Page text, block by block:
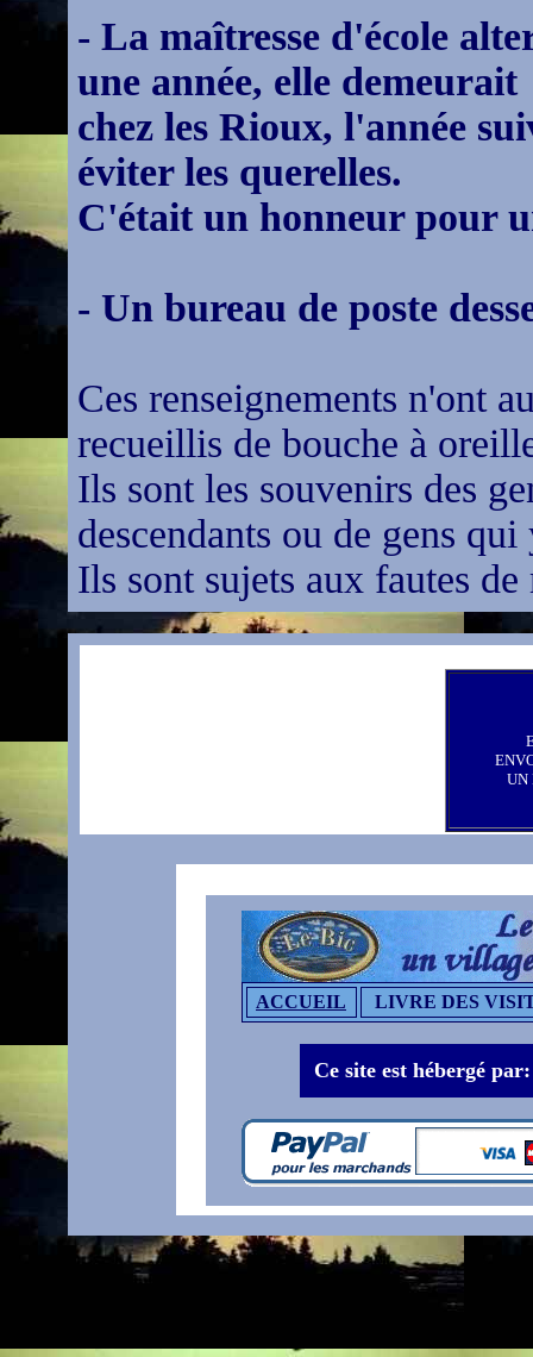
- La maîtresse d'école
une année, elle demeurait
chez les Rioux, l'année
éviter les querelles.
C'était un honneur pour
- Un bureau de poste
Ces renseignements n'ont
recueillis de bouche à
Ils sont les souvenirs des
descendants ou de gens
Ils sont sujets aux fautes
UN
ACCUEIL LIVRE DES
Ce site est hébergé par: